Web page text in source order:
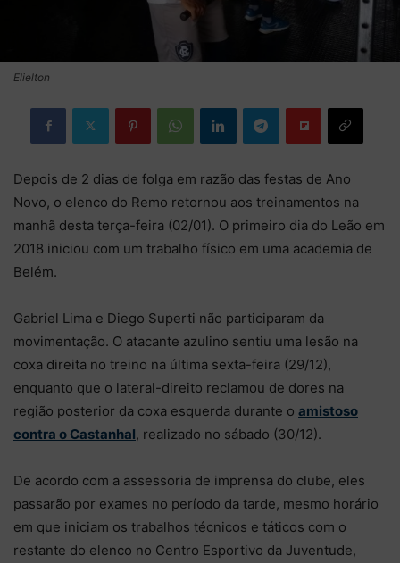
Elielton
Depois de 2 dias de folga em razão das festas de Ano
Novo, o elenco do Remo retornou aos treinamentos na
manhã desta terça-feira (02/01). O primeiro dia do Leão em
2018 iniciou com um trabalho físico em uma academia de
Belém.
Gabriel Lima e Diego Superti não participaram da
movimentação. O atacante azulino sentiu uma lesão na
coxa direita no treino na última sexta-feira (29/12),
enquanto que o lateral-direito reclamou de dores na
região posterior da coxa esquerda durante o amistoso
contra o Castanhal, realizado no sábado (30/12).
De acordo com a assessoria de imprensa do clube, eles
passarão por exames no período da tarde, mesmo horário
em que iniciam os trabalhos técnicos e táticos com o
restante do elenco no Centro Esportivo da Juventude,